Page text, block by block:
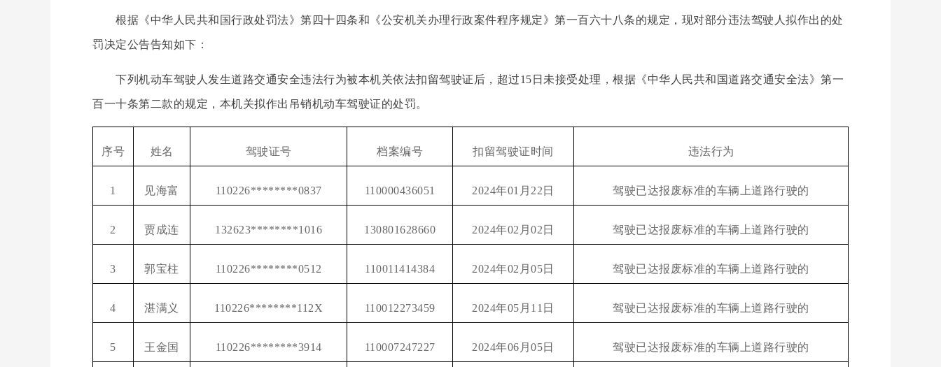
根据《中华人民共和国行政处罚法》第四十四条和《公安机关办理行政案件程序规定》第一百六十八条的规定，现对部分违法驾驶人拟作出的处
罚决定公告告知如下：
下列机动车驾驶人发生道路交通安全违法行为被本机关依法扣留驾驶证后，超过15日未接受处理，根据《中华人民共和国道路交通安全法》第一
百一十条第二款的规定，本机关拟作出吊销机动车驾驶证的处罚。
序号 姓名 驾驶证号 档案编号 扣留驾驶证时间 违法行为
1 见海富 110226********0837 110000436051 2024年01月22日 驾驶已达报废标准的车辆上道路行驶的
2 贾成连 132623********1016 130801628660 2024年02月02日 驾驶已达报废标准的车辆上道路行驶的
3 郭宝柱 110226********0512 110011414384 2024年02月05日 驾驶已达报废标准的车辆上道路行驶的
4 湛满义 110226********112X 110012273459 2024年05月11日 驾驶已达报废标准的车辆上道路行驶的
5 王金国 110226********3914 110007247227 2024年06月05日 驾驶已达报废标准的车辆上道路行驶的